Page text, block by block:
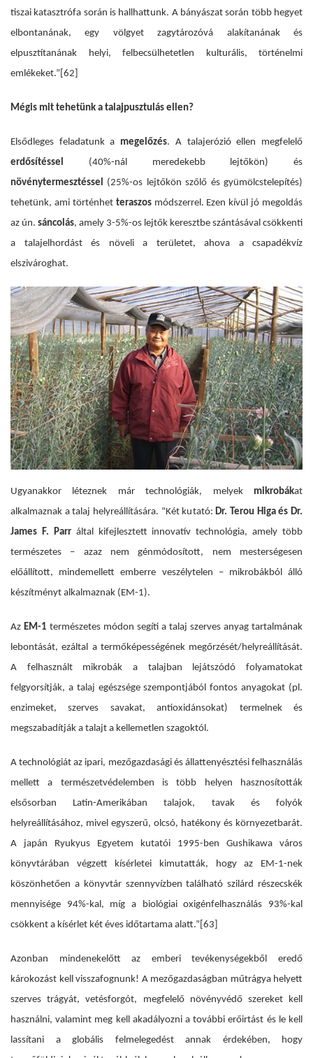
tiszai katasztrófa során is hallhattunk. A bányászat során több hegyet
elbontanának, egy völgyet zagytározóvá alakítanának és
elpusztítanának helyi, felbecsülhetetlen kulturális, történelmi
emlékeket.” [62]
Mégis mit tehetünk a talajpusztulás ellen?
Elsődleges feladatunk a megelőzés. A talajerózió ellen megfelelő
erdősítéssel (40%-nál meredekebb lejtőkön) és
növénytermesztéssel (25%-os lejtőkön szőlő és gyümölcstelepítés)
tehetünk, ami történhet teraszosmódszerrel. Ezen kívül jó megoldás
az ún. sáncolás, amely 3-5%-os lejtők keresztbe szántásával csökkenti
a talajelhordást és növeli a területet, ahova a csapadékvíz
elszivároghat.
Ugyanakkor léteznek már technológiák, melyek mikrobákat
alkalmaznak a talaj helyreállítására. “Két kutató: Dr. Terou Higa és Dr.
James F. Parráltal kifejlesztett innovatív technológia, amely több
természetes – azaz nem génmódosított, nem mesterségesen
előállított, mindemellett emberre veszélytelen – mikrobákból álló
készítményt alkalmaznak (EM-1).
Az EM-1 természetes módon segíti a talaj szerves anyag tartalmának
lebontását, ezáltal a termőképességének megőrzését/helyreállítását.
A felhasznált mikrobák a talajban lejátszódó folyamatokat
felgyorsítják, a talaj egészsége szempontjából fontos anyagokat (pl.
enzimeket, szerves savakat, antioxidánsokat) termelnek és
megszabadítják a talajt a kellemetlen szagoktól.
A technológiát az ipari, mezőgazdasági és állattenyésztési felhasználás
mellett a természetvédelemben is több helyen hasznosították
elsősorban Latin-Amerikában talajok, tavak és folyók
helyreállításához, mivel egyszerű, olcsó, hatékony és környezetbarát.
A japán Ryukyus Egyetem kutatói 1995-ben Gushikawa város
könyvtárában végzett kísérletei kimutatták, hogy az EM-1-nek
köszönhetően a könyvtár szennyvízben található szilárd részecskék
mennyisége 94%-kal, míg a biológiai oxigénfelhasználás 93%-kal
csökkent a kísérlet két éves időtartama alatt.” [63]
Azonban mindenekelőtt az emberi tevékenységekből eredő
károkozást kell visszafognunk! A mezőgazdaságban műtrágya helyett
szerves trágyát, vetésforgót, megfelelő növényvédő szereket kell
használni, valamint meg kell akadályozni a további erőirtást és le kell
lassítani a globális felmelegedést annak érdekében, hogy